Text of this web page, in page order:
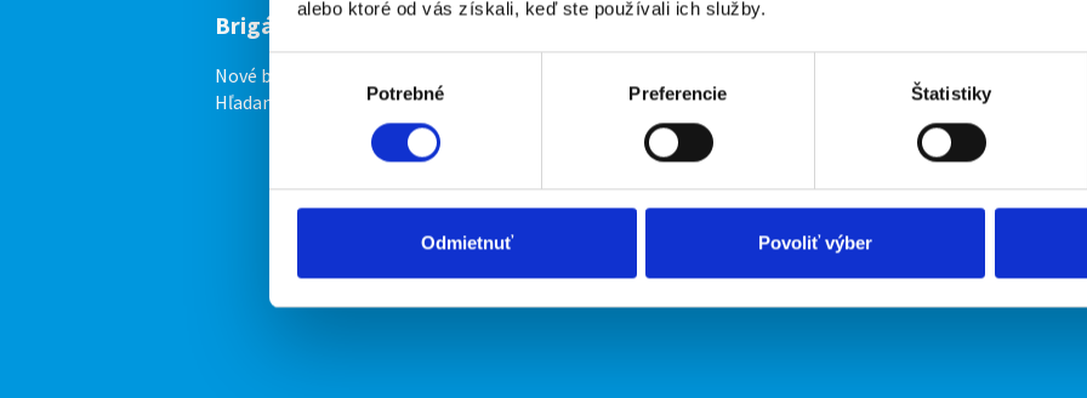
alebo ktoré od vás získali, keď ste používali ich služby.
Potrebné Preferencie Štatistiky
Odmietnuť Povoliť výber
Brigádnici
Nové brigády
Hľadané brigády
Firmy
Podmienky
Upraviť predvoľby cookies
Zásady ochrany osobných